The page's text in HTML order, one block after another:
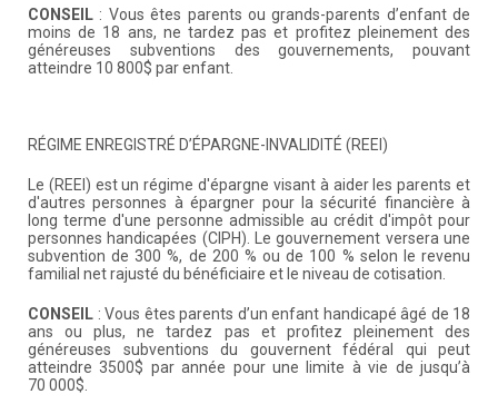
CONSEIL : Vous êtes parents ou grands-parents d’enfant de
moins de 18 ans, ne tardez pas et profitez pleinement des
généreuses subventions des gouvernements, pouvant
atteindre 10 800$ par enfant.
RÉGIME ENREGISTRÉ D’ÉPARGNE-INVALIDITÉ (REEI)
Le (REEI) est un régime d'épargne visant à aider les parents et
d'autres personnes à épargner pour la sécurité financière à
long terme d'une personne admissible au crédit d'impôt pour
personnes handicapées (CIPH). Le gouvernement versera une
subvention de 300 %, de 200 % ou de 100 % selon le revenu
familial net rajusté du bénéficiaire et le niveau de cotisation.
CONSEIL : Vous êtes parents d’un enfant handicapé âgé de 18
ans ou plus, ne tardez pas et profitez pleinement des
généreuses subventions du gouvernent fédéral qui peut
atteindre 3500$ par année pour une limite à vie de jusqu’à
70 000$.